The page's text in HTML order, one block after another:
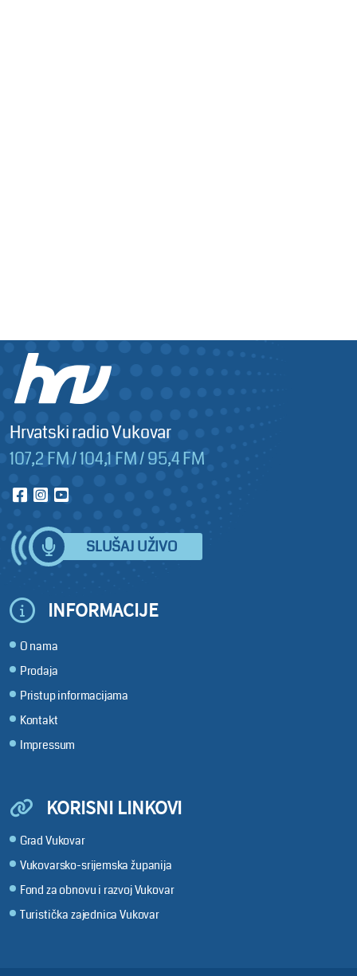
Hrvatski radio Vukovar
107,2 FM / 104,1 FM / 95,4 FM
SLUŠAJ UŽIVO
INFORMACIJE
O nama
Prodaja
Pristup informacijama
Kontakt
Impressum
KORISNI LINKOVI
Grad Vukovar
Vukovarsko-srijemska županija
Fond za obnovu i razvoj Vukovar
Turistička zajednica Vukovar